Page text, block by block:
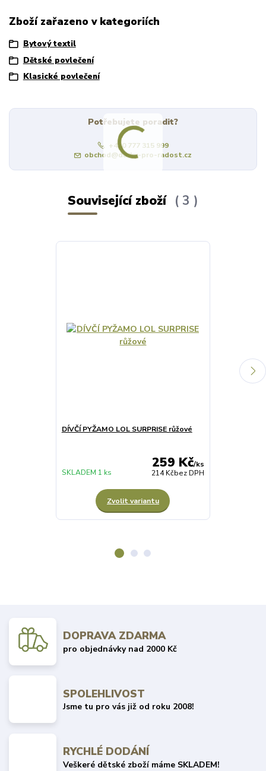
Zboží zařazeno v kategoriích
Bytový textil
Dětské povlečení
Klasické povlečení
Potřebujete poradit?
+420 777 315 999
obchod@darky-pro-radost.cz
Související zboží 3
DÍVČÍ PYŽAMO LOL SURPRISE růžové
259 Kč/ks
214 Kčbez DPH
SKLADEM 1 ks
Zvolit variantu
DOPRAVA ZDARMA
pro objednávky nad 2000 Kč
SPOLEHLIVOST
Jsme tu pro vás již od roku 2008!
RYCHLÉ DODÁNÍ
Veškeré dětské zboží máme SKLADEM!